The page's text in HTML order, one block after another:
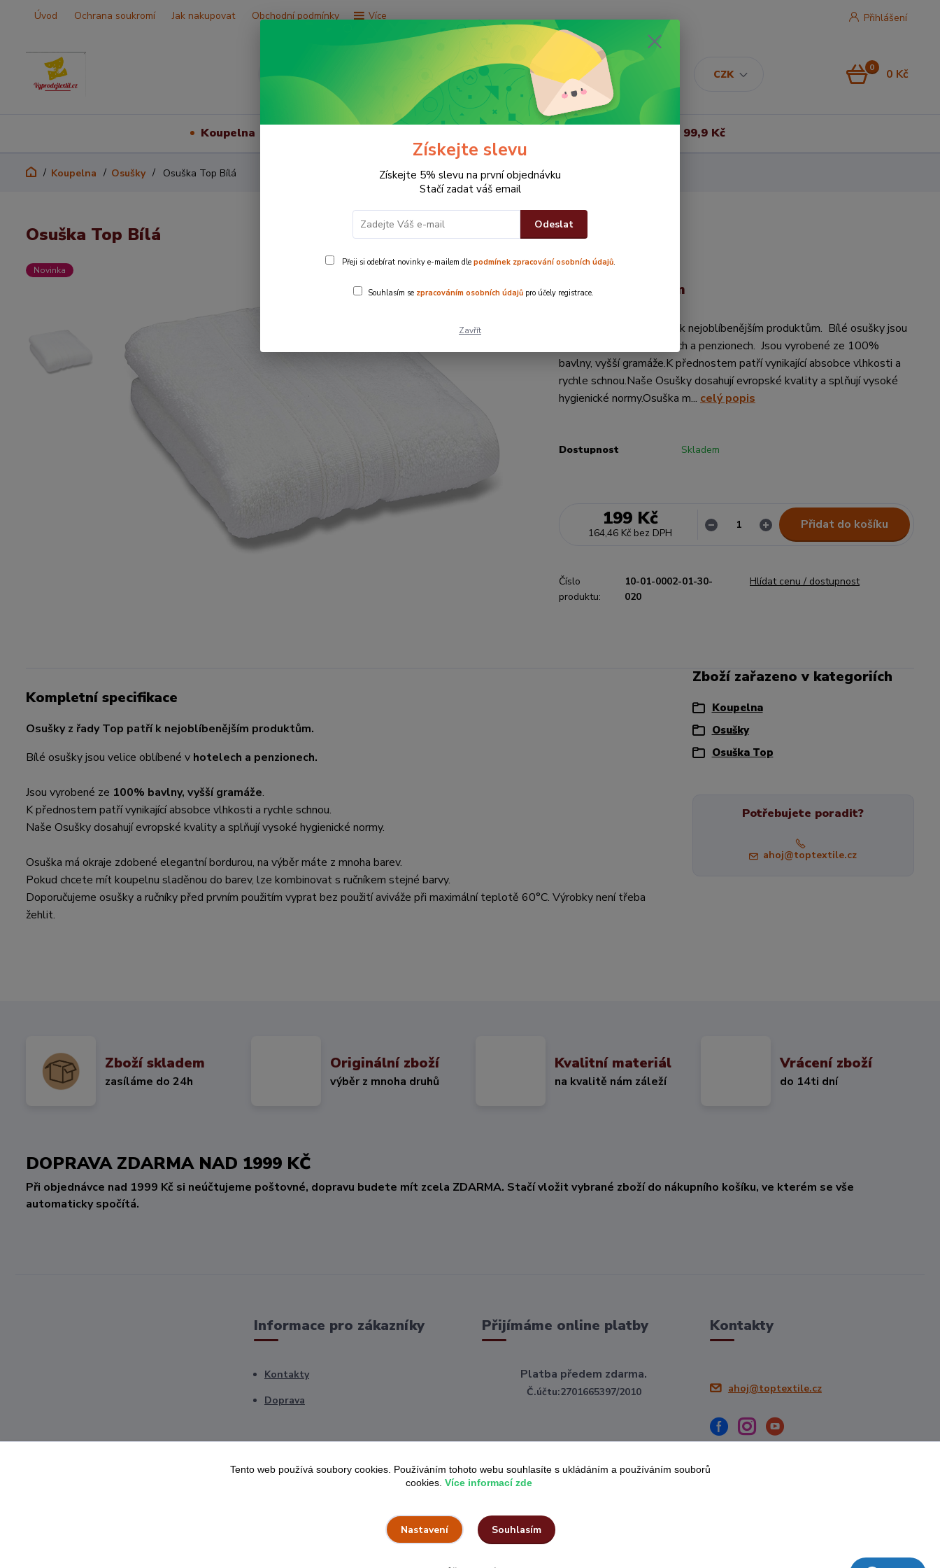
Úvod Ochrana soukromí Jak nakupovat Obchodní podmínky Více
CZK
Přihlášení
0 0 Kč
Koupelna Vše za 99,9 Kč
Koupelna Osušky Osuška Top Bílá
Osuška Top Bílá
Novinka
rozměr 70x140 cm
Osušky z řady Top patří k nejoblíbenějším produktům. Bílé osušky jsou
velice oblíbené v hotelech a penzionech. Jsou vyrobené ze 100%
bavlny, vyšší gramáže.K přednostem patří vynikající absobce vlhkosti a
rychle schnou.Naše Osušky dosahují evropské kvality a splňují vysoké
hygienické normy.Osuška m... celý popis
Dostupnost Skladem
199 Kč
164,46 Kč bez DPH
Přidat do košíku
Číslo
produktu:
10-01-0002-01-30-
020
Hlídat cenu / dostupnost
Kompletní specifikace
Osušky z řady Top patří k nejoblíbenějším produktům.
Bílé osušky jsou velice oblíbené v hotelech a penzionech.
Jsou vyrobené ze 100% bavlny, vyšší gramáže.
K přednostem patří vynikající absobce vlhkosti a rychle schnou.
Naše Osušky dosahují evropské kvality a splňují vysoké hygienické normy.
Osuška má okraje zdobené elegantní bordurou, na výběr máte z mnoha barev.
Pokud chcete mít koupelnu sladěnou do barev, lze kombinovat s ručníkem stejné barvy.
Doporučujeme osušky a ručníky před prvním použitím vyprat bez použití aviváže při maximální teplotě 60°C. Výrobky není třeba
žehlit.
Zboží zařazeno v kategoriích
Koupelna
Osušky
Osuška Top
Potřebujete poradit?
ahoj@toptextile.cz
Zboží skladem
zasíláme do 24h
Originální zboží
výběr z mnoha druhů
Kvalitní materiál
na kvalitě nám záleží
Vrácení zboží
do 14ti dní
DOPRAVA ZDARMA NAD 1999 KČ
Při objednávce nad 1999 Kč si neúčtujeme poštovné, dopravu budete mít zcela ZDARMA. Stačí vložit vybrané zboží do nákupního košíku, ve kterém se vše
automaticky spočítá.
Informace pro zákazníky
Kontakty
Doprava
Přijímáme online platby
Platba předem zdarma.
Č.účtu:2701665397/2010
Kontakty
ahoj@toptextile.cz
Získejte slevu
Získejte 5% slevu na první objednávku
Stačí zadat váš email
Odeslat
Přeji si odebírat novinky e-mailem dle podmínek zpracování osobních údajů.
Souhlasím se zpracováním osobních údajů pro účely registrace.
Zavřít
Tento web používá soubory cookies. Používáním tohoto webu souhlasíte s ukládáním a používáním souborů
cookies. Více informací zde
Nastavení Souhlasím